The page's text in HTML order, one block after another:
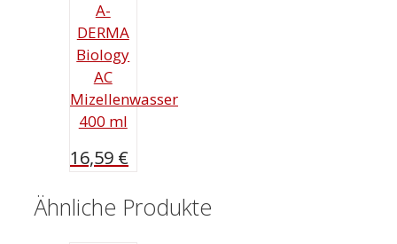
A-
DERMA
Biology
AC
Mizellenwasser
400 ml
16,59 €
Ähnliche Produkte